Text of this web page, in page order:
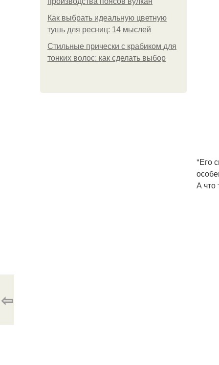
Как выбрать идеальную цветную
тушь для ресниц: 14 мыслей
Стильные прически с крабиком для
тонких волос: как сделать выбор
"Его
А что
⇦